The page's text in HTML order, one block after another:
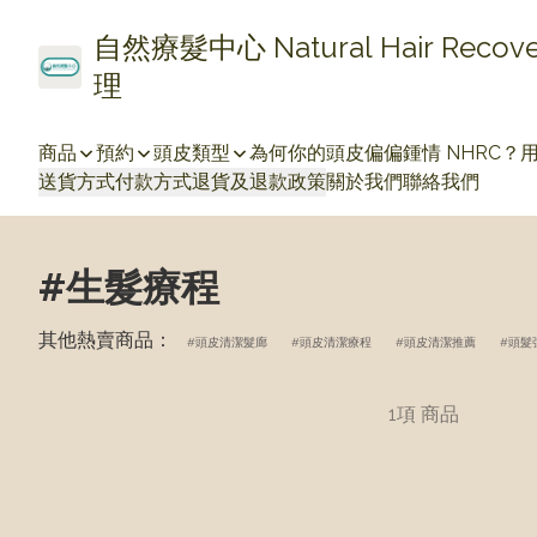
自然療髮中心 Natural Hair
理
商品 預約 頭皮類型 為何你的頭皮偏偏鍾情 NHRC？
送貨方式付款方式退貨及退款政策關於我們聯絡我們
#生髮療程
其他熱賣商品： 頭皮清潔髮廊 頭皮清潔療程 頭皮清潔推薦 頭髮
1項 商品